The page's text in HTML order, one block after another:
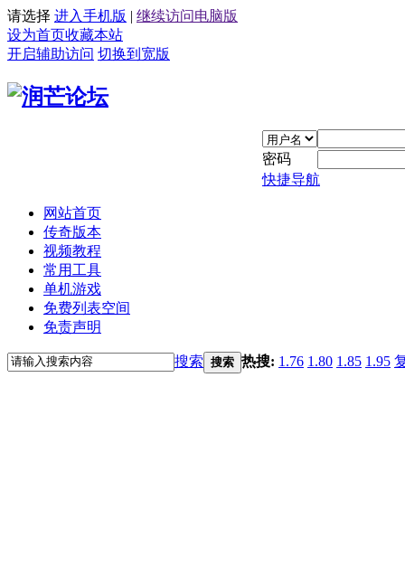
请选择 进入手机版 | 继续访问电脑版
设为首页收藏本站
开启辅助访问 切换到宽版
密码
快捷导航
网站首页
传奇版本
视频教程
常用工具
单机游戏
免费列表空间
免责声明
搜索 搜索 热搜: 1.76 1.80 1.85 1.95